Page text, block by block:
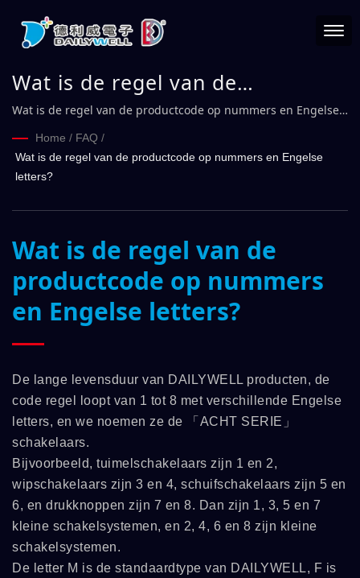
Wat is de regel van de
productcode op nummers en
Engelse letters?
Wat is de regel van de productcode op nummers en Engelse
Home / FAQ /
Wat is de regel van de productcode op nummers en Engelse
letters?
Wat is de regel van de
productcode op nummers
en Engelse letters?
De lange levensduur van DAILYWELL producten, de
code regel loopt van 1 tot 8 met verschillende Engelse
letters, en we noemen ze de 「ACHT SERIE」
schakelaars.
Bijvoorbeeld, tuimelschakelaars zijn 1 en 2,
wipschakelaars zijn 3 en 4, schuifschakelaars zijn 5 en
6, en drukknoppen zijn 7 en 8. Dan zijn 1, 3, 5 en 7
kleine schakelsystemen, en 2, 4, 6 en 8 zijn kleine
schakelsystemen.
De letter M is de standaardtype van DAILYWELL, F is